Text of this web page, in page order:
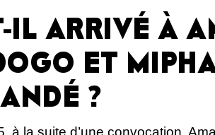
IL ARRIVÉ À
ET
?
à la suite d’une convocation,